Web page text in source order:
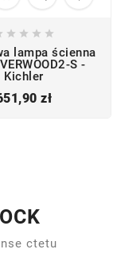
   
lampa ścienna
S -
Kichler
złCena
ctetu